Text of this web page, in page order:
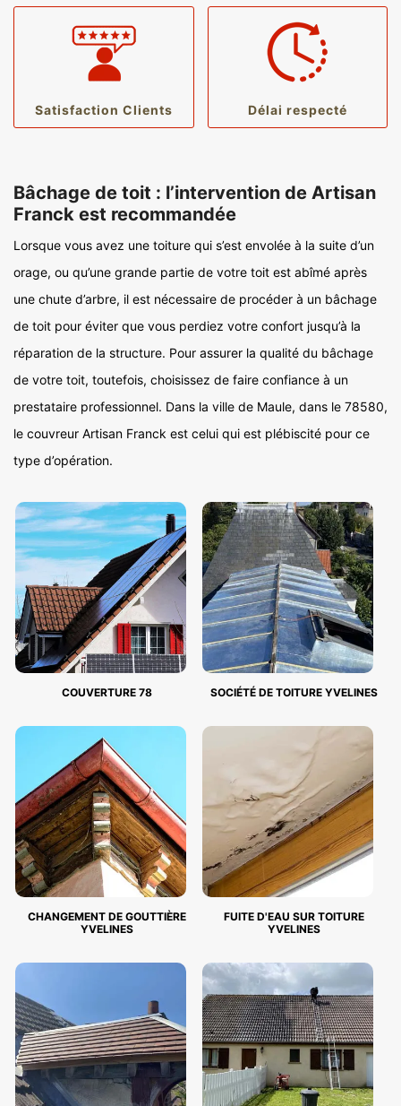
Satisfaction Clients Délai respecté
Bâchage de toit : l’intervention de Artisan
Franck est recommandée
Lorsque vous avez une toiture qui s’est envolée à la suite d’un
orage, ou qu’une grande partie de votre toit est abîmé après
une chute d’arbre, il est nécessaire de procéder à un bâchage
de toit pour éviter que vous perdiez votre confort jusqu’à la
réparation de la structure. Pour assurer la qualité du bâchage
de votre toit, toutefois, choisissez de faire confiance à un
prestataire professionnel. Dans la ville de Maule, dans le 78580,
le couvreur Artisan Franck est celui qui est plébiscité pour ce
type d’opération.
COUVERTURE 78 SOCIÉTÉ DE TOITURE YVELINES
CHANGEMENT DE GOUTTIÈRE
YVELINES
FUITE D'EAU SUR TOITURE
YVELINES